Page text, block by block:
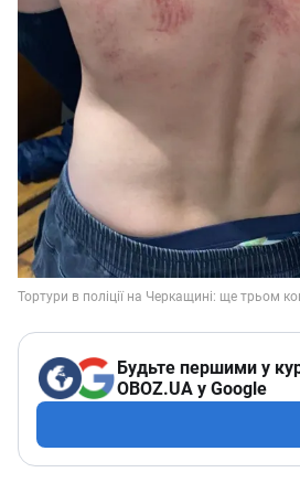
Будьте першими у
OBOZ.UA у Google